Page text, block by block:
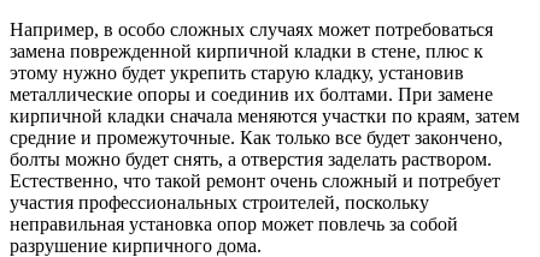
Например, в особо сложных случаях может потребоваться
замена поврежденной кирпичной кладки в стене, плюс к
этому нужно будет укрепить старую кладку, установив
металлические опоры и соединив их болтами. При замене
кирпичной кладки сначала меняются участки по краям, затем
средние и промежуточные. Как только все будет закончено,
болты можно будет снять, а отверстия заделать раствором.
Естественно, что такой ремонт очень сложный и потребует
участия профессиональных строителей, поскольку
неправильная установка опор может повлечь за собой
разрушение кирпичного дома.